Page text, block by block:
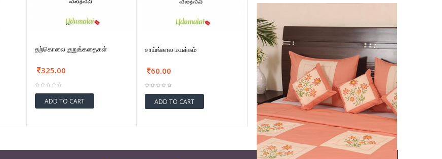
தற்கொலை குறுங்கதைகள்
325.00
ADD TO CART
சாய்ங்கால மயக்கம்
60.00
ADD TO CART